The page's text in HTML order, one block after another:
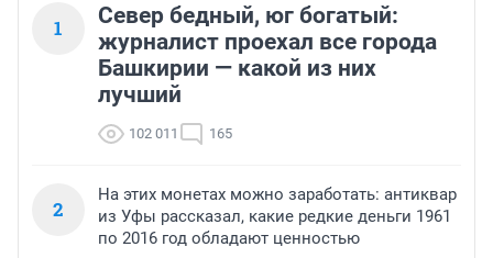
1
Север бедный, юг богатый:
журналист проехал все города
Башкирии — какой из них
лучший
102 011 165
2
На этих монетах можно заработать: антиквар
из Уфы рассказал, какие редкие деньги 1961
по 2016 год обладают ценностью